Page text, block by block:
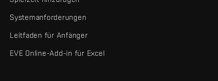
Systemanforderungen
Leitfaden für Anfänger
EVE Online-Add-in für Excel